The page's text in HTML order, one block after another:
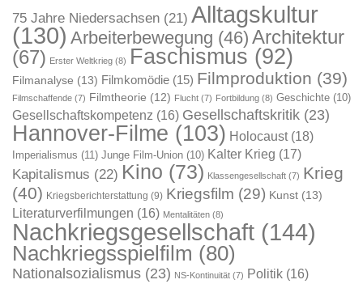
75 Jahre Niedersachsen (21) Alltagskultur
(130) Arbeiterbewegung (46) Architektur
(67) Erster Weltkrieg (8) Faschismus (92)
Filmanalyse (13) Filmkomödie (15) Filmproduktion (39)
Filmschaffende (7) Filmtheorie (12) Flucht (7) Fortbildung (8) Geschichte (10)
Gesellschaftskompetenz (16) Gesellschaftskritik (23)
Hannover-Filme (103) Holocaust(18)
Imperialismus (11) Junge Film-Union (10) Kalter Krieg (17)
Kapitalismus (22) Kino (73) Klassengesellschaft (7) Krieg
(40) Kriegsberichterstattung (9) Kriegsfilm (29) Kunst (13)
Literaturverfilmungen (16) Mentalitäten (8)
Nachkriegsgesellschaft (144)
Nachkriegsspielfilm (80)
Nationalsozialismus (23) NS-Kontinuität (7) Politik (16)